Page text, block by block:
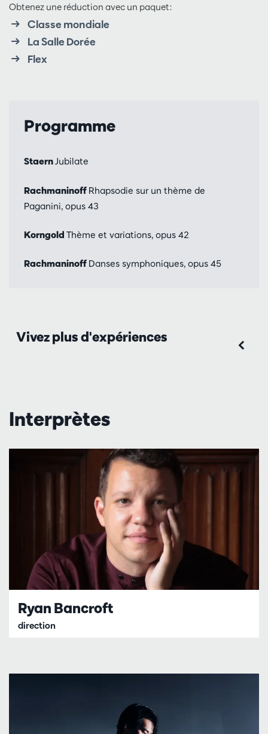
Obtenez une réduction avec un paquet:
Classe mondiale
La Salle Dorée
Flex
Programme
StaernJubilate
Rachmaninoff Rhapsodie sur un thème de
Paganini, opus 43
Korngold Thème et variations, opus 42
Rachmaninoff Danses symphoniques, opus 45
Vivez plus d'expériences
Interprètes
Ryan Bancroft
direction